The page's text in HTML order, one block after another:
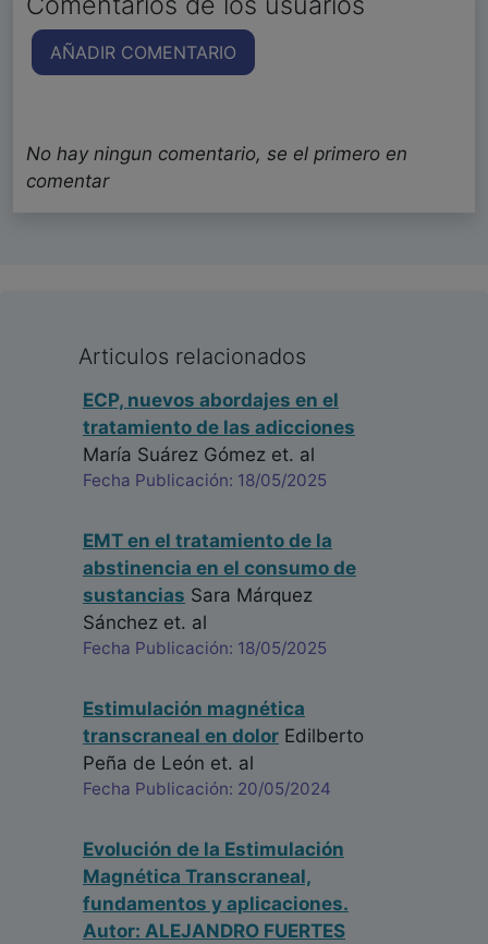
AÑADIR COMENTARIO
No hay ningun comentario, se el primero en
comentar
Articulos relacionados
ECP, nuevos abordajes en el
tratamiento de las adicciones
María Suárez Gómez et. al
Fecha Publicación: 18/05/2025
EMT en el tratamiento de la
abstinencia en el consumo de
sustancias Sara Márquez
Sánchez et. al
Fecha Publicación: 18/05/2025
Estimulación magnética
transcraneal en dolor Edilberto
Peña de León et. al
Fecha Publicación: 20/05/2024
Evolución de la Estimulación
Magnética Transcraneal,
fundamentos y aplicaciones.
Autor: ALEJANDRO FUERTES